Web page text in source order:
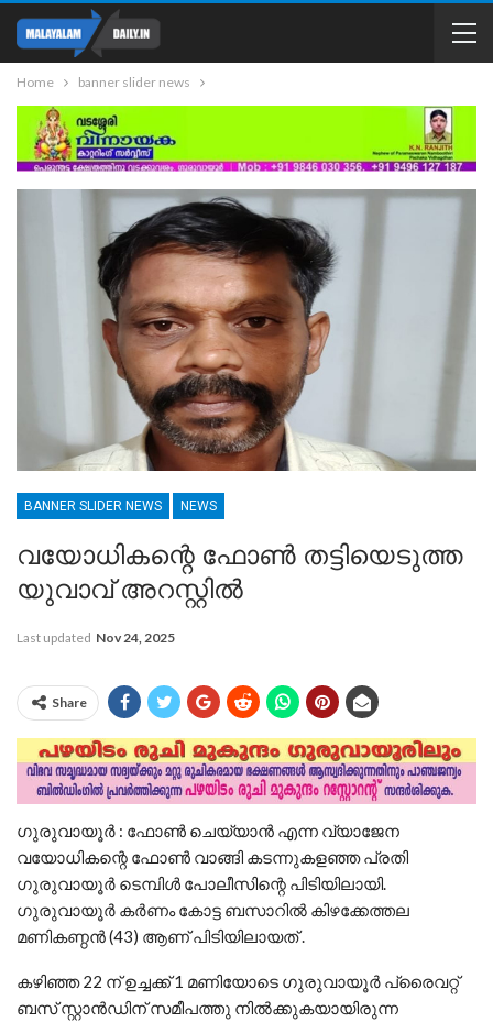
Home banner slider news
BANNER SLIDER NEWS NEWS
വയോധികന്റെ ഫോൺ തട്ടിയെടുത്ത
യുവാവ് അറസ്റ്റിൽ
Last updated Nov 24, 2025
Share
ഗുരുവായൂർ : ഫോൺ ചെയ്യാൻ എന്ന വ്യാജേന
വയോധികന്റെ ഫോൺ വാങ്ങി കടന്നുകളഞ്ഞ പ്രതി
ഗുരുവായൂർ ടെമ്പിൾ പോലീസിന്റെ പിടിയിലായി.
ഗുരുവായൂർ കർണം കോട്ട ബസാറിൽ കിഴക്കേത്തല
മണികണ്ഠൻ (43) ആണ് പിടിയിലായത് .
കഴിഞ്ഞ 22 ന് ഉച്ചക്ക് 1 മണിയോടെ ഗുരുവായൂർ പ്രൈവറ്റ്
ബസ് സ്റ്റാൻഡിന് സമീപത്തു നിൽക്കുകയായിരുന്ന